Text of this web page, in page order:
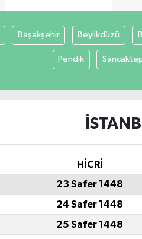
Başakşehir Beylikdüzü
Pendik
HİCRİ
23 Safer 1448
24 Safer 1448
25 Safer 1448